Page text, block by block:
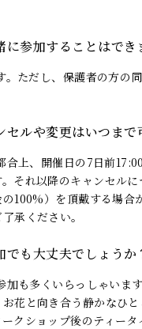
に参加することはでき
。ただし、保護者の方の
セルや変更はいつまで
合上、開催日の7日前
それ以降のキャンセル
100%）を頂戴する場合
承ください。
でも大丈夫でしょうか
加も多くいらっしゃいま
花と向き合う静かなひ
クショップ後のティータ